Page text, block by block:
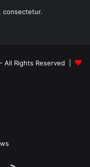
consectetur.
All Rights Reserved |